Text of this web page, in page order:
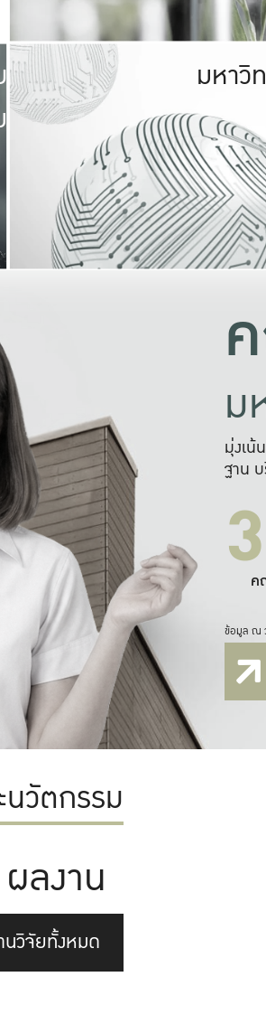
มหาวิท
มหาวิ
ม
มุ่งเ
ฐาน
ค
ข้อมูล ณ
นวัตกรรม
ผลงาน
นวิจัยทั้งหมด